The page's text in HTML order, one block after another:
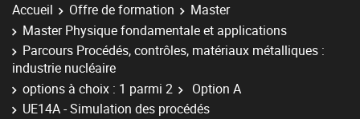
Accueil Offre de formation
Master
Master Physique fondamentale et applications
Parcours Procédés, contrôles, matériaux métalliques :
industrie nucléaire
options à choix : 1 parmi 2
Option A
UE14A - Simulation des procédés